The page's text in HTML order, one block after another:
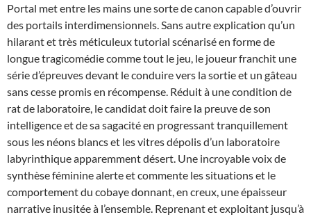
Portal met entre les mains une sorte de canon capable d’ouvrir
des portails interdimensionnels. Sans autre explication qu’un
hilarant et très méticuleux tutorial scénarisé en forme de
longue tragicomédie comme tout le jeu, le joueur franchit une
série d’épreuves devant le conduire vers la sortie et un gâteau
sans cesse promis en récompense. Réduit à une condition de
rat de laboratoire, le candidat doit faire la preuve de son
intelligence et de sa sagacité en progressant tranquillement
sous les néons blancs et les vitres dépolis d’un laboratoire
labyrinthique apparemment désert. Une incroyable voix de
synthèse féminine alerte et commente les situations et le
comportement du cobaye donnant, en creux, une épaisseur
narrative inusitée à l’ensemble. Reprenant et exploitant jusqu’à